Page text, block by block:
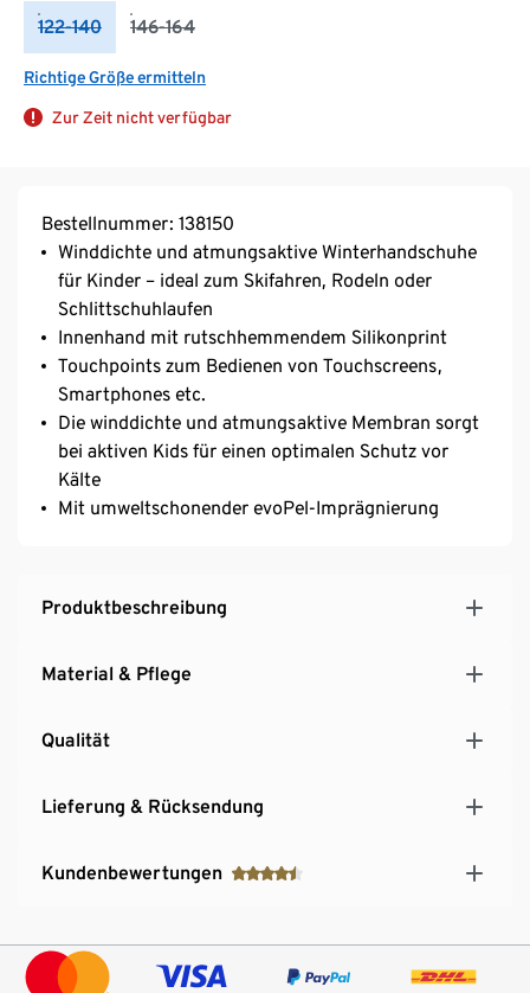
122-140 146-164
Richtige Größe ermitteln
Zur Zeit nicht verfügbar
Bestellnummer: 138150
Winddichte und atmungsaktive Winterhandschuhe
für Kinder – ideal zum Skifahren, Rodeln oder
Schlittschuhlaufen
Innenhand mit rutschhemmendem Silikonprint
Touchpoints zum Bedienen von Touchscreens,
Smartphones etc.
Die winddichte und atmungsaktive Membran sorgt
bei aktiven Kids für einen optimalen Schutz vor
Kälte
Mit umweltschonender evoPel-Imprägnierung
Produktbeschreibung
Material & Pflege
Qualität
Lieferung & Rücksendung
Kundenbewertungen